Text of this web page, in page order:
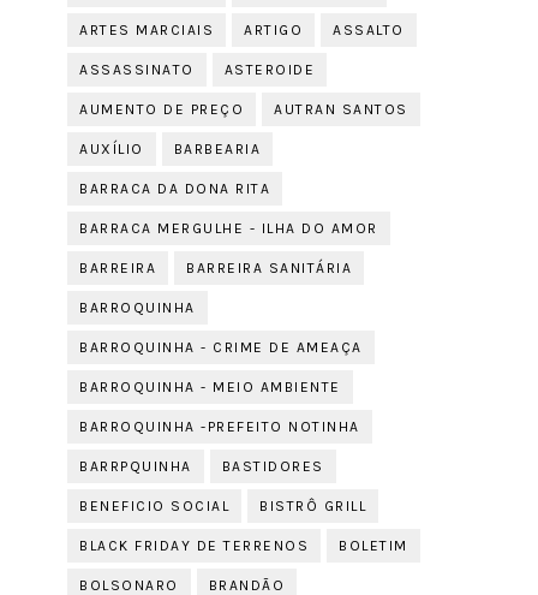
ARTES MARCIAIS ARTIGO ASSALTO
ASSASSINATO ASTEROIDE
AUMENTO DE PREÇO AUTRAN SANTOS
AUXÍLIO BARBEARIA
BARRACA DA DONA RITA
BARRACA MERGULHE - ILHA DO AMOR
BARREIRA BARREIRA SANITÁRIA
BARROQUINHA
BARROQUINHA - CRIME DE AMEAÇA
BARROQUINHA - MEIO AMBIENTE
BARROQUINHA -PREFEITO NOTINHA
BARRPQUINHA BASTIDORES
BENEFICIO SOCIAL BISTRÔ GRILL
BLACK FRIDAY DE TERRENOS BOLETIM
BOLSONARO BRANDÃO